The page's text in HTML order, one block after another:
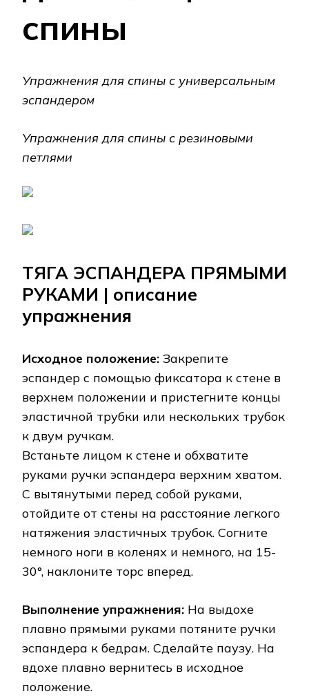
спины
Упражнения для спины с универсальным
эспандером
Упражнения для спины с резиновыми
петлями
ТЯГА ЭСПАНДЕРА ПРЯМЫМИ
РУКАМИ | описание
упражнения
Исходное положение: Закрепите
эспандер с помощью фиксатора к стене в
верхнем положении и пристегните концы
эластичной трубки или нескольких трубок
к двум ручкам.
Встаньте лицом к стене и обхватите
руками ручки эспандера верхним хватом.
С вытянутыми перед собой руками,
отойдите от стены на расстояние легкого
натяжения эластичных трубок. Согните
немного ноги в коленях и немного, на 15-
30°, наклоните торс вперед.
Выполнение упражнения: На выдохе
плавно прямыми руками потяните ручки
эспандера к бедрам. Сделайте паузу. На
вдохе плавно вернитесь в исходное
положение.